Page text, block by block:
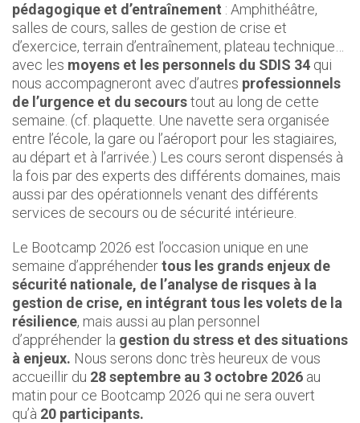
pédagogique et d’entraînement : Amphithéâtre,
salles de cours, salles de gestion de crise et
d’exercice, terrain d’entraînement, plateau technique…
avec les moyens et les personnels du SDIS 34 qui
nous accompagneront avec d’autres professionnels
de l’urgence et du secourstout au long de cette
semaine. (cf. plaquette. Une navette sera organisée
entre l’école, la gare ou l’aéroport pour les stagiaires,
au départ et à l’arrivée.) Les cours seront dispensés à
la fois par des experts des différents domaines, mais
aussi par des opérationnels venant des différents
services de secours ou de sécurité intérieure.
Le Bootcamp 2026 est l’occasion unique en une
semaine d’appréhendertous les grands enjeux de
sécurité nationale, de l’analyse de risques à la
gestion de crise, en intégrant tous les volets de la
résilience, mais aussi au plan personnel
d’appréhender la gestion du stress et des situations
à enjeux. Nous serons donc très heureux de vous
accueillir du 28 septembre au 3 octobre 2026 au
matin pour ce Bootcamp 2026 qui ne sera ouvert
qu’à 20 participants.